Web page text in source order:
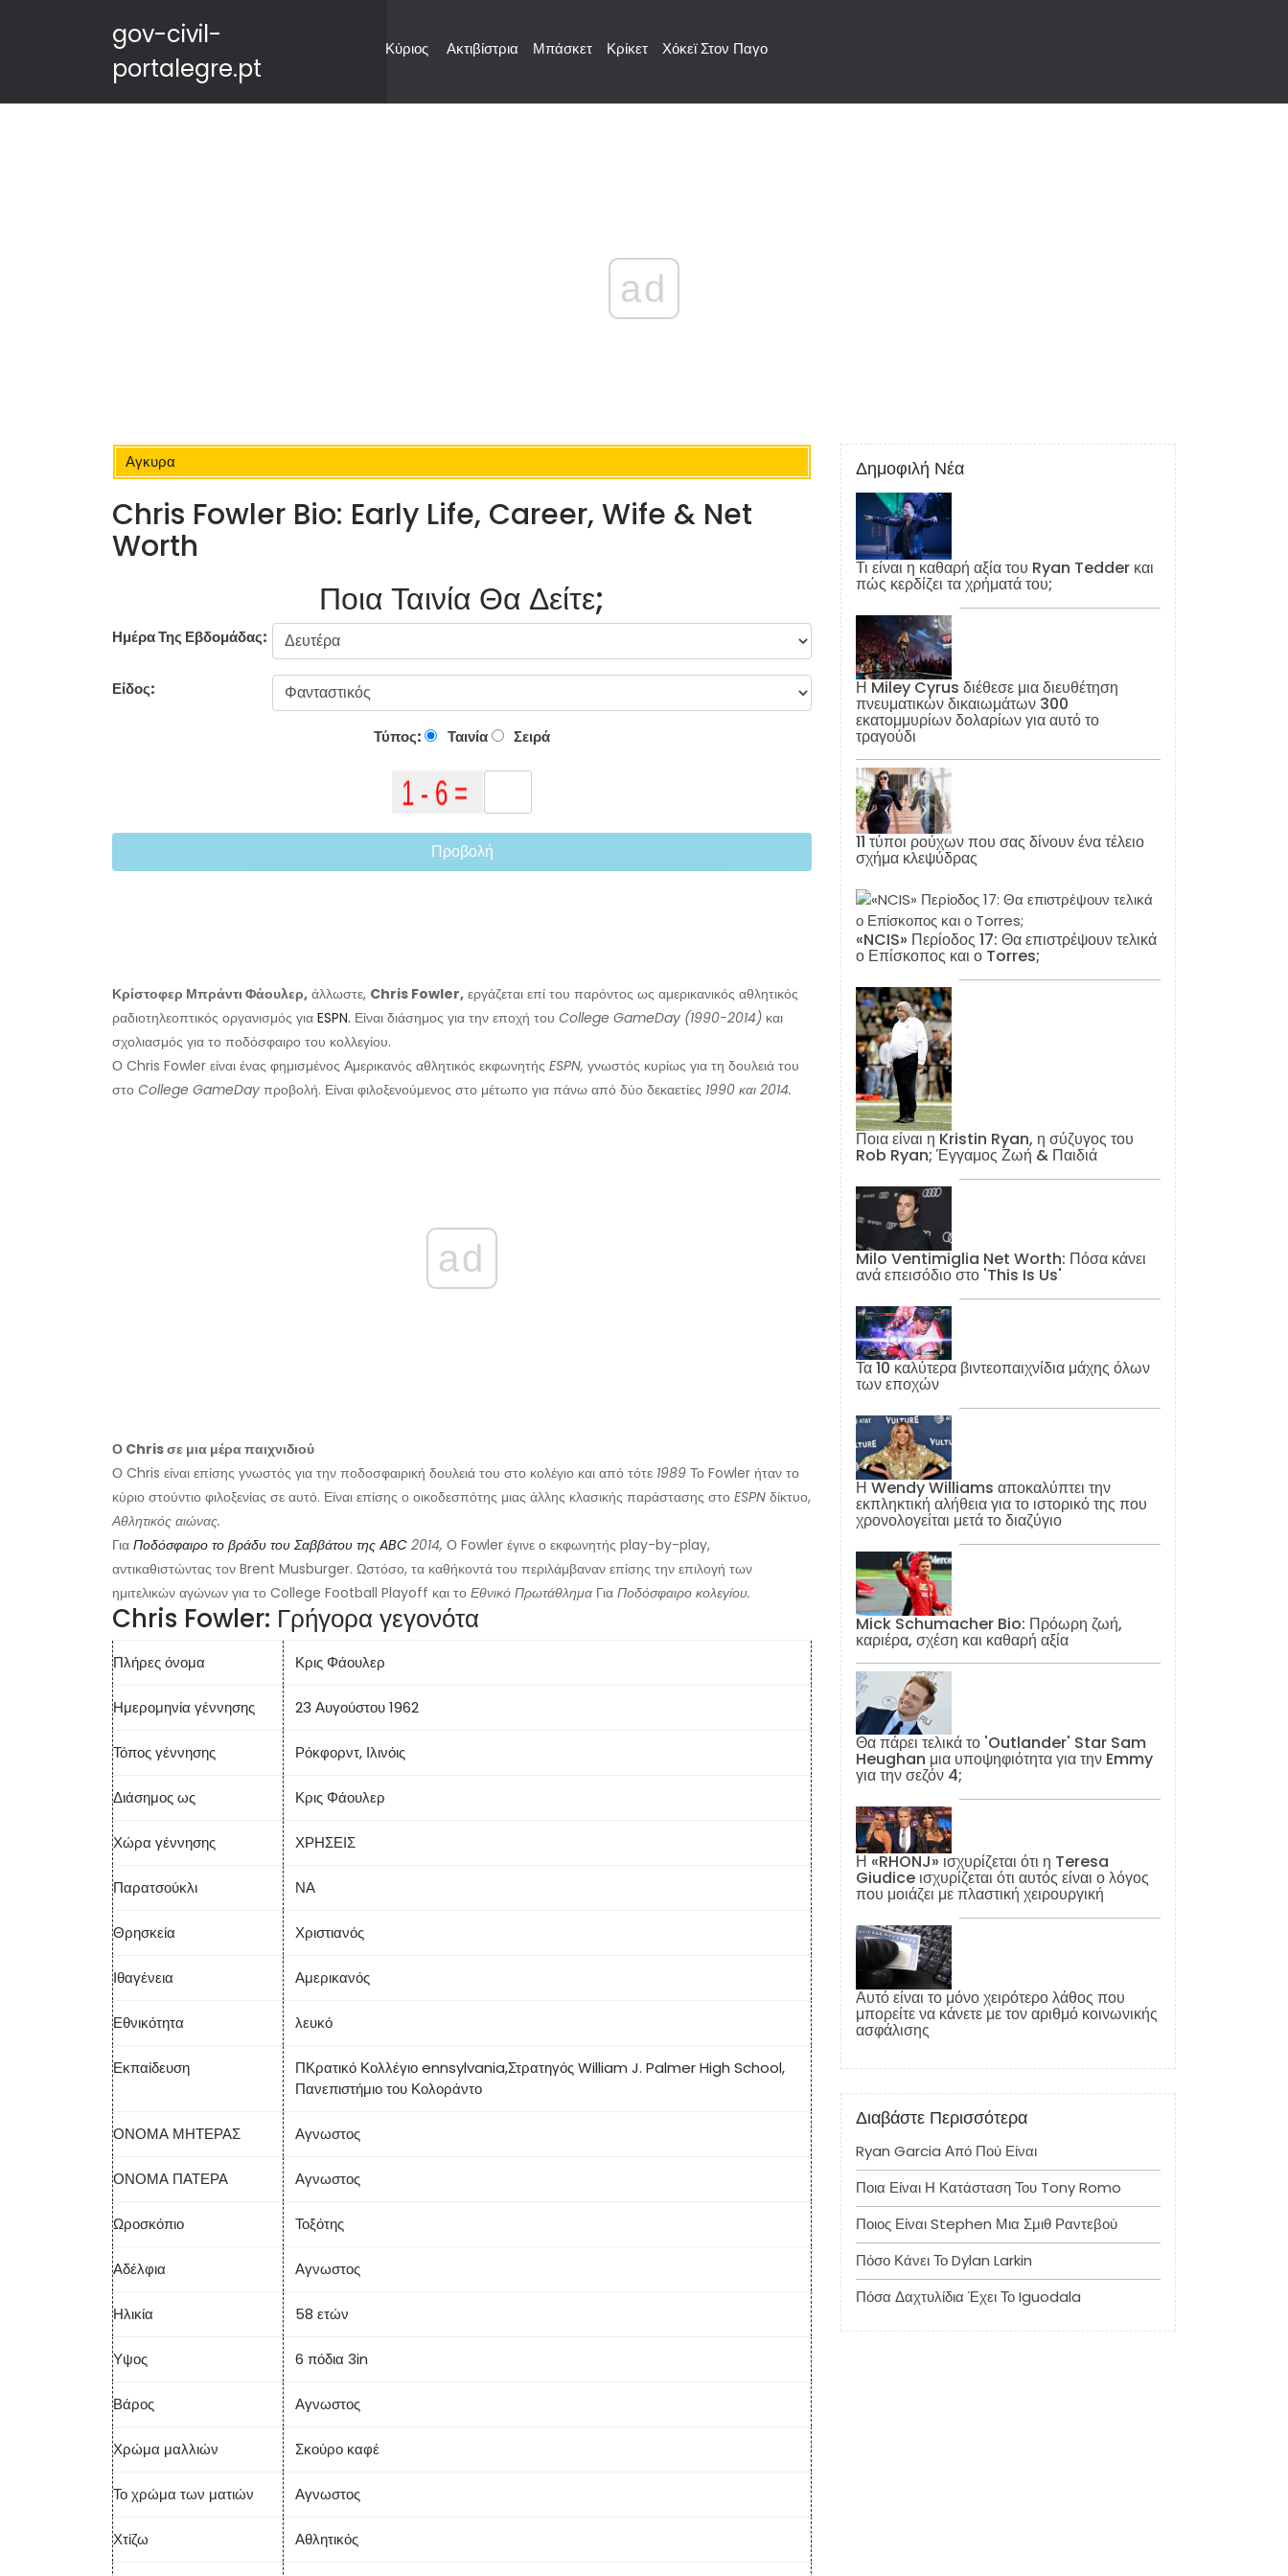
gov-civil-
portalegre.pt
Κύριος Ακτιβίστρια Μπάσκετ Κρίκετ Χόκεϊ Στον Παγο
ad
Αγκυρα
Chris Fowler Bio: Early Life, Career, Wife & Net
Worth
Ποια Ταινία Θα Δείτε;
Ημέρα Της Εβδομάδας:
Είδος:
Τύπος: Ταινία Σειρά
Προβολή
Κρίστοφερ Μπράντι Φάουλερ, άλλωστε, Chris Fowler, εργάζεται επί του παρόντος ως αμερικανικός αθλητικός
ραδιοτηλεοπτικός οργανισμός για ESPN. Είναι διάσημος για την εποχή του College GameDay (1990-2014) και
σχολιασμός για το ποδόσφαιρο του κολλεγίου.
Ο Chris Fowler είναι ένας φημισμένος Αμερικανός αθλητικός εκφωνητής ESPN, γνωστός κυρίως για τη δουλειά του
στο College GameDay προβολή. Είναι φιλοξενούμενος στο μέτωπο για πάνω από δύο δεκαετίες 1990 και 2014.
ad
Ο Chris σε μια μέρα παιχνιδιού
Ο Chris είναι επίσης γνωστός για την ποδοσφαιρική δουλειά του στο κολέγιο και από τότε 1989 Το Fowler ήταν το
κύριο στούντιο φιλοξενίας σε αυτό. Είναι επίσης ο οικοδεσπότης μιας άλλης κλασικής παράστασης στο ESPN δίκτυο,
Αθλητικός αιώνας.
Για Ποδόσφαιρο το βράδυ του Σαββάτου της ABC 2014, Ο Fowler έγινε ο εκφωνητής play-by-play,
αντικαθιστώντας τον Brent Musburger. Ωστόσο, τα καθήκοντά του περιλάμβαναν επίσης την επιλογή των
ημιτελικών αγώνων για το College Football Playoff και το Εθνικό Πρωτάθλημα Για Ποδόσφαιρο κολεγίου.
Chris Fowler: Γρήγορα γεγονότα
Πλήρες όνομα Κρις Φάουλερ
Ημερομηνία γέννησης 23 Αυγούστου 1962
Τόπος γέννησης Ρόκφορντ, Ιλινόις
Διάσημος ως Κρις Φάουλερ
Χώρα γέννησης ΧΡΗΣΕΙΣ
Παρατσούκλι ΝΑ
Θρησκεία Χριστιανός
Ιθαγένεια Αμερικανός
Εθνικότητα λευκό
Εκπαίδευση ΠΚρατικό Κολλέγιο ennsylvania,Στρατηγός William J. Palmer High School,
Πανεπιστήμιο του Κολοράντο
ΟΝΟΜΑ ΜΗΤΕΡΑΣ Αγνωστος
ΟΝΟΜΑ ΠΑΤΕΡΑ Αγνωστος
Ωροσκόπιο Τοξότης
Αδέλφια Αγνωστος
Ηλικία 58 ετών
Υψος 6 πόδια 3in
Βάρος Αγνωστος
Χρώμα μαλλιών Σκούρο καφέ
Το χρώμα των ματιών Αγνωστος
Χτίζω Αθλητικός
Δημοφιλή Νέα
Τι είναι η καθαρή αξία του Ryan Tedder και
πώς κερδίζει τα χρήματά του;
Η Miley Cyrus διέθεσε μια διευθέτηση
πνευματικών δικαιωμάτων 300
εκατομμυρίων δολαρίων για αυτό το
τραγούδι
11 τύποι ρούχων που σας δίνουν ένα τέλειο
σχήμα κλεψύδρας
«NCIS» Περίοδος 17: Θα επιστρέψουν τελικά
ο Επίσκοπος και ο Torres;
Ποια είναι η Kristin Ryan, η σύζυγος του
Rob Ryan; Έγγαμος Ζωή & Παιδιά
Milo Ventimiglia Net Worth: Πόσα κάνει
ανά επεισόδιο στο 'This Is Us'
Τα 10 καλύτερα βιντεοπαιχνίδια μάχης όλων
των εποχών
Η Wendy Williams αποκαλύπτει την
εκπληκτική αλήθεια για το ιστορικό της που
χρονολογείται μετά το διαζύγιο
Mick Schumacher Bio: Πρόωρη ζωή,
καριέρα, σχέση και καθαρή αξία
Θα πάρει τελικά το 'Outlander' Star Sam
Heughan μια υποψηφιότητα για την Emmy
για την σεζόν 4;
Η «RHONJ» ισχυρίζεται ότι η Teresa
Giudice ισχυρίζεται ότι αυτός είναι ο λόγος
που μοιάζει με πλαστική χειρουργική
Αυτό είναι το μόνο χειρότερο λάθος που
μπορείτε να κάνετε με τον αριθμό κοινωνικής
ασφάλισης
Διαβάστε Περισσότερα
Ryan Garcia Από Πού Είναι
Ποια Είναι Η Κατάσταση Του Tony Romo
Ποιος Είναι Stephen Μια Σμιθ Ραντεβού
Πόσο Κάνει Το Dylan Larkin
Πόσα Δαχτυλίδια Έχει Το Iguodala